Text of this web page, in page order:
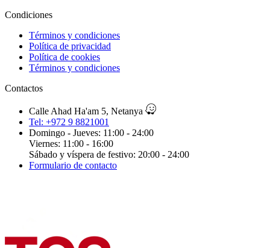
Condiciones
Términos y condiciones
Política de privacidad
Política de cookies
Términos y condiciones
Contactos
Calle Ahad Ha'am 5, Netanya
Tel: +972 9 8821001
Domingo - Jueves: 11:00 - 24:00
Viernes: 11:00 - 16:00
Sábado y víspera de festivo: 20:00 - 24:00
Formulario de contacto